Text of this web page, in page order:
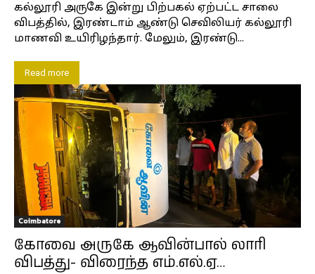
கல்லூரி அருகே இன்று பிற்பகல் ஏற்பட்ட சாலை
விபத்தில், இரண்டாம் ஆண்டு செவிலியர் கல்லூரி
மாணவி உயிரிழந்தார். மேலும், இரண்டு...
Read more
Coimbatore
கோவை அருகே ஆவின்பால் லாரி
விபத்து- விரைந்த எம்.எல்.ஏ…